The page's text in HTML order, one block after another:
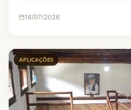
16/07/2026
APLICAÇÕES